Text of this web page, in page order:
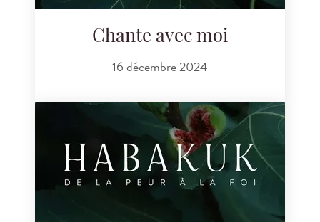
Chante avec moi
16 décembre 2024